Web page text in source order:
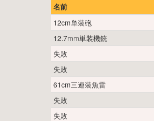
名前
12cm単装砲
12.7mm単装機銃
失敗
失敗
61cm三連装魚雷
失敗
失敗